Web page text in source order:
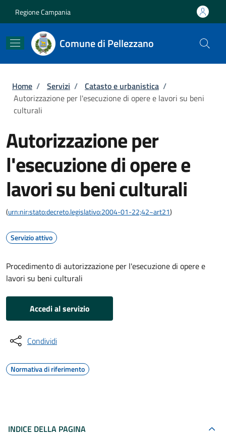
Regione Campania
Comune di Pellezzano
Briciole di pane
Home / Servizi / Catasto e urbanistica /
Autorizzazione per l'esecuzione di opere e lavori su beni
culturali
Autorizzazione per
l'esecuzione di opere e
lavori su beni culturali
(urn:nir:stato:decreto.legislativo:2004-01-22;42~art21)
Servizio attivo
Procedimento di autorizzazione per l'esecuzione di opere e
lavori su beni culturali
Accedi al servizio
Condividi
Normativa di riferimento
INDICE DELLA PAGINA